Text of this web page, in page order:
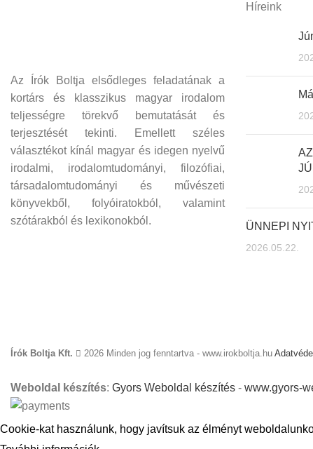
Az Írók Boltja elsődleges feladatának a
kortárs és klasszikus magyar irodalom
teljességre törekvő bemutatását és
terjesztését tekinti. Emellett széles
választékot kínál magyar és idegen nyelvű
irodalmi, irodalomtudományi, filozófiai,
társadalomtudományi és művészeti
könyvekből, folyóiratokból, valamint
szótárakból és lexikonokból.
Híreink
ÜNNEPI
2026.05.22.
Írók Boltja Kft. 2026 Minden jog fenntartva - www.irokboltja.hu
Weboldal készítés: Gyors Weboldal készítés - www.gyors-
Cookie-kat használunk, hogy javítsuk az élményt